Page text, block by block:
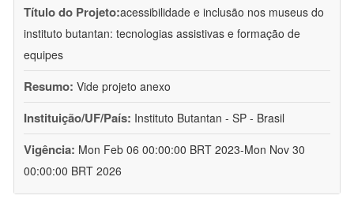
Título do Projeto:acessibilidade e inclusão nos museus do
instituto butantan: tecnologias assistivas e formação de
equipes
Resumo: Vide projeto anexo
Instituição/UF/País: Instituto Butantan - SP - Brasil
Vigência: Mon Feb 06 00:00:00 BRT 2023-Mon Nov 30
00:00:00 BRT 2026